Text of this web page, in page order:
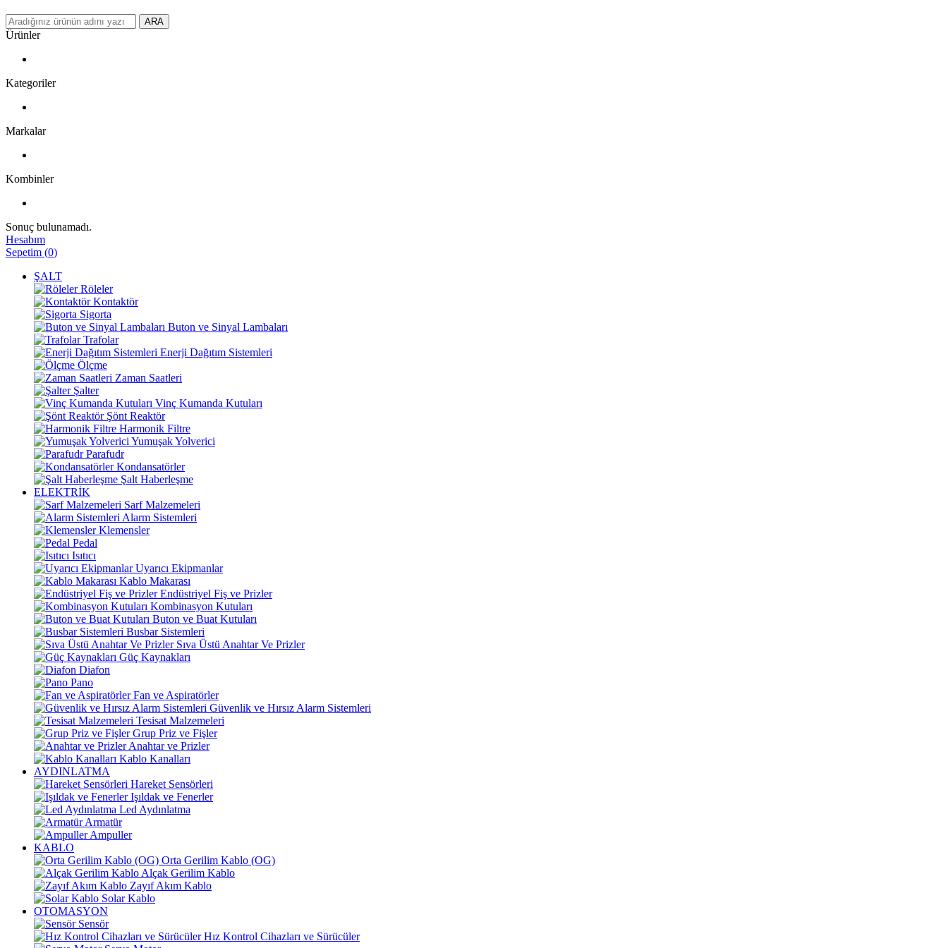
ARA
Ürünler
Kategoriler
Markalar
Kombinler
Sonuç bulunamadı.
Hesabım
Sepetim (0)
ŞALT
Röleler
Kontaktör
Sigorta
Buton ve Sinyal Lambaları
Trafolar
Enerji Dağıtım Sistemleri
Ölçme
Zaman Saatleri
Şalter
Vinç Kumanda Kutuları
Şönt Reaktör
Harmonik Filtre
Yumuşak Yolverici
Parafudr
Kondansatörler
Şalt Haberleşme
ELEKTRİK
Sarf Malzemeleri
Alarm Sistemleri
Klemensler
Pedal
Isıtıcı
Uyarıcı Ekipmanlar
Kablo Makarası
Endüstriyel Fiş ve Prizler
Kombinasyon Kutuları
Buton ve Buat Kutuları
Busbar Sistemleri
Sıva Üstü Anahtar Ve Prizler
Güç Kaynakları
Diafon
Pano
Fan ve Aspiratörler
Güvenlik ve Hırsız Alarm Sistemleri
Tesisat Malzemeleri
Grup Priz ve Fişler
Anahtar ve Prizler
Kablo Kanalları
AYDINLATMA
Hareket Sensörleri
Işıldak ve Fenerler
Led Aydınlatma
Armatür
Ampuller
KABLO
Orta Gerilim Kablo (OG)
Alçak Gerilim Kablo
Zayıf Akım Kablo
Solar Kablo
OTOMASYON
Sensör
Hız Kontrol Cihazları ve Sürücüler